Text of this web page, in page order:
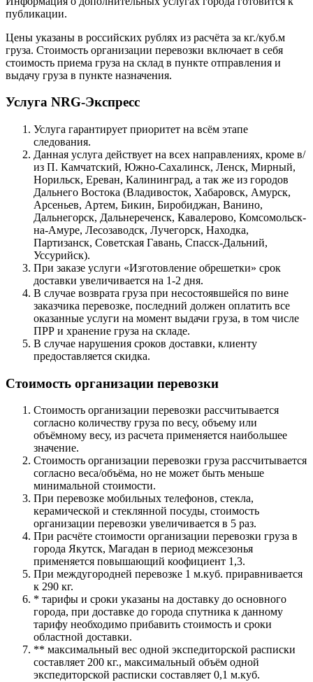
публикации.
Цены указаны в российских рублях из расчёта за кг./куб.м
груза. Стоимость организации перевозки включает в себя
стоимость приема груза на склад в пункте отправления и
выдачу груза в пункте назначения.
Услуга NRG-Экспресс
Услуга гарантирует приоритет на всём этапе
следования.
Данная услуга действует на всех направлениях, кроме в/
из П. Камчатский, Южно-Сахалинск, Ленск, Мирный,
Норильск, Ереван, Калининград, а так же из городов
Дальнего Востока (Владивосток, Хабаровск, Амурск,
Арсеньев, Артем, Бикин, Биробиджан, Ванино,
Дальнегорск, Дальнереченск, Кавалерово, Комсомольск-
на-Амуре, Лесозаводск, Лучегорск, Находка,
Партизанск, Советская Гавань, Спасск-Дальний,
Уссурийск).
При заказе услуги «Изготовление обрешетки» срок
доставки увеличивается на 1-2 дня.
В случае возврата груза при несостоявшейся по вине
заказчика перевозке, последний должен оплатить все
оказанные услуги на момент выдачи груза, в том числе
ПРР и хранение груза на складе.
В случае нарушения сроков доставки, клиенту
предоставляется скидка.
Стоимость организации перевозки
Стоимость организации перевозки рассчитывается
согласно количеству груза по весу, объему или
объёмному весу, из расчета применяется наибольшее
значение.
Стоимость организации перевозки груза рассчитывается
согласно веса/объёма, но не может быть меньше
минимальной стоимости.
При перевозке мобильных телефонов, стекла,
керамической и стеклянной посуды, стоимость
организации перевозки увеличивается в 5 раз.
При расчёте стоимости организации перевозки груза в
города Якутск, Магадан в период межсезонья
применяется повышающий коофициент 1,3.
При междугородней перевозке 1 м.куб. приравнивается
к 290 кг.
* тарифы и сроки указаны на доставку до основного
города, при доставке до города спутника к данному
тарифу необходимо прибавить стоимость и сроки
областной доставки.
** максимальный вес одной экспедиторской расписки
составляет 200 кг., максимальный объём одной
экспедиторской расписки составляет 0,1 м.куб.